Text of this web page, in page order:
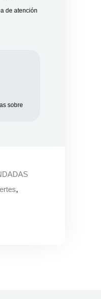
de atención
sobre
,